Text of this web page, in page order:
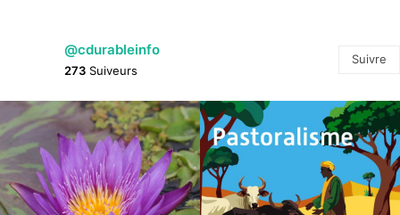
@cdurableinfo
273 Suiveurs
Suivre